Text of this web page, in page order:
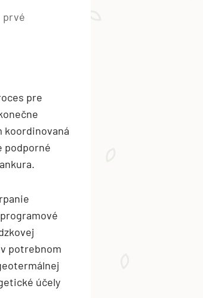
prvé
pre
koordinovaná
podporné
potrebnom
účely